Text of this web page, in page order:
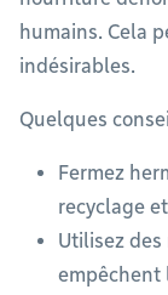
humains. Cela
indésirables.
Quelques
Fermez
recyclage
Utilisez
empêchent